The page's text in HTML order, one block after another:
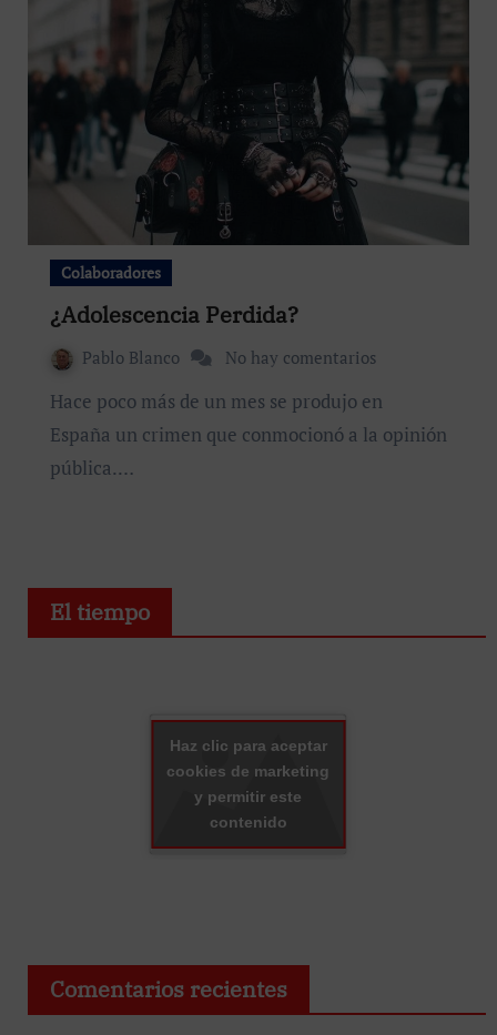
Colaboradores
¿Adolescencia Perdida?
Pablo Blanco No hay comentarios
Hace poco más de un mes se produjo en
España un crimen que conmocionó a la opinión
pública.…
El tiempo
Haz clic para aceptar
cookies de marketing
y permitir este
contenido
Comentarios recientes